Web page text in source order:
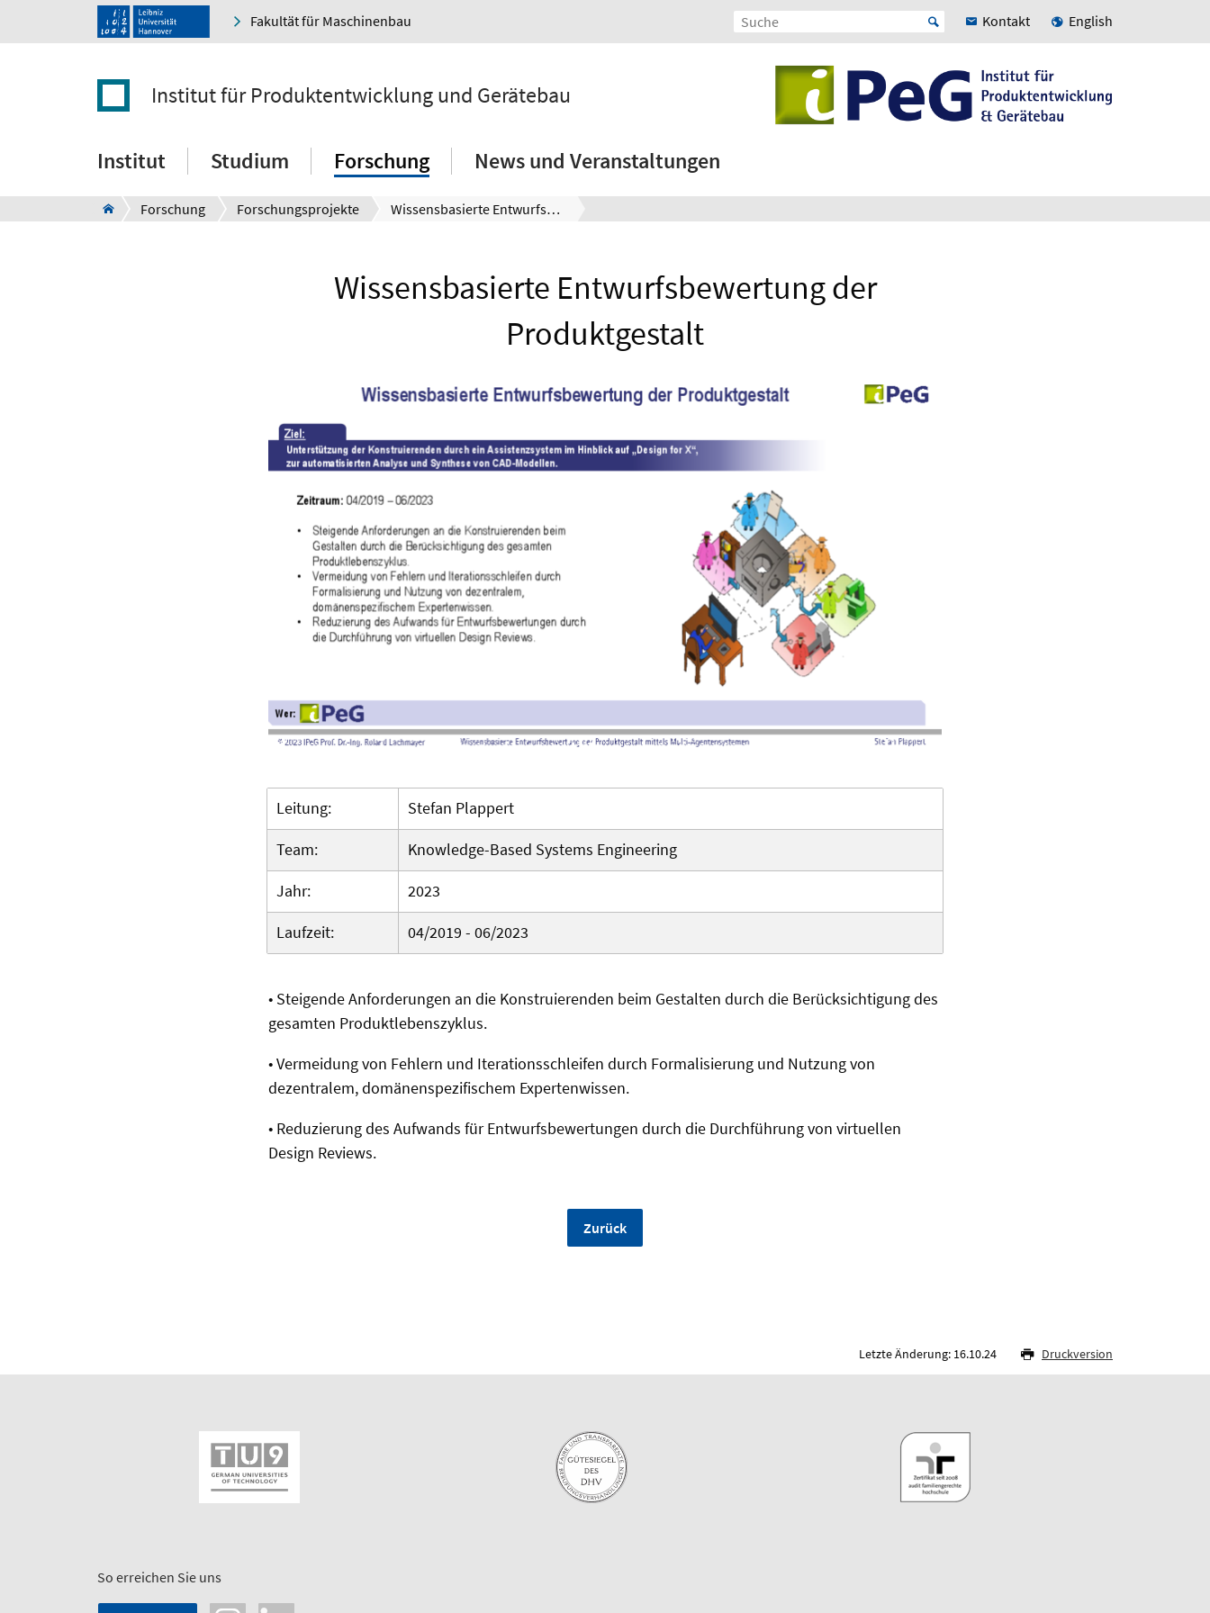
Fakultät für Maschinenbau Kontakt English
Institut für Produktentwicklung und Gerätebau
Institut Studium Forschung News und Veranstaltungen
Forschung Forschungsprojekte Wissensbasierte Entwurfsbewertung der Produktgestalt
Wissensbasierte Entwurfsbewertung der
Produktgestalt
Leitung:
Stefan Plappert
Team:
Knowledge-Based Systems Engineering
Jahr:
2023
Laufzeit:
04/2019 - 06/2023
• Steigende Anforderungen an die Konstruierenden beim Gestalten durch die Berücksichtigung des
gesamten Produktlebenszyklus.
•Vermeidung von Fehlern und Iterationsschleifen durch Formalisierung und Nutzung von
dezentralem, domänenspezifischem Expertenwissen.
• Reduzierung des Aufwands für Entwurfsbewertungen durch die Durchführung von virtuellen
Design Reviews.
Zurück
Letzte Änderung: 16.10.24 Druckversion
So erreichen Sie uns